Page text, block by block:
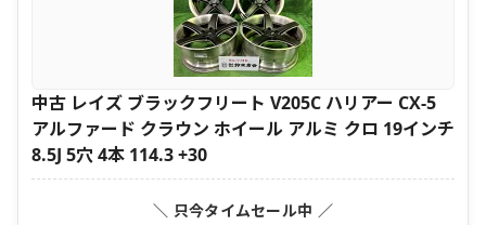
中古 レイズ ブラックフリート V205C ハリアー CX-5
アルファード クラウン ホイール アルミ クロ 19インチ
8.5J 5穴 4本 114.3 +30
＼ 只今タイムセール中 ／